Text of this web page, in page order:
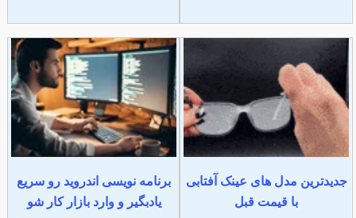
جدیدترین مدل های عینک آفتابی
با قیمت قبل
برنامه نویسی اندروید رو سریع
یادبگیر و وارد بازار کار شو